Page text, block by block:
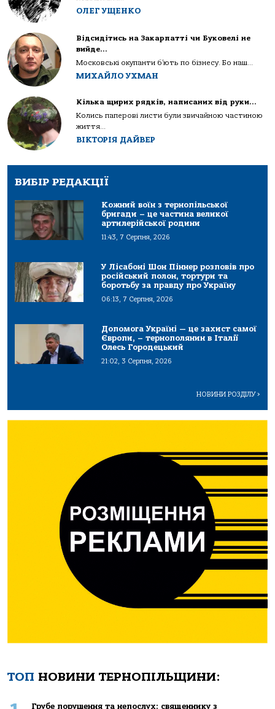
ОЛЕГ УЩЕНКО
Відсидітись на Закарпатті чи Буковелі не
вийде…
Московські окупанти б’ють по бізнесу. Бо наш...
МИХАЙЛО УХМАН
Кілька щирих рядків, написаних від руки…
Колись паперові листи були звичайною частиною
життя...
ВІКТОРІЯ ДАЙВЕР
ВИБІР РЕДАКЦІЇ
Кожний воїн з тернопільської
бригади – це частина великої
артилерійської родини
11:43, 7 Серпня, 2026
У Лісабоні Шон Піннер розповів про
російський полон, тортури та
боротьбу за правду про Україну
06:13, 7 Серпня, 2026
Допомога Україні — це захист самої
Європи, – тернополянин в Італії
Олесь Городецький
21:02, 3 Серпня, 2026
НОВИНИ РОЗДІЛУ>
ТОП НОВИНИ ТЕРНОПІЛЬЩИНИ:
Грубе порушення та непослух: священнику з